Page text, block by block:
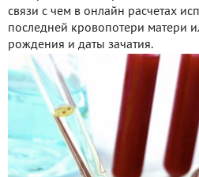
связи с чем в онлайн расчетах
последней кровопотери матери
рождения и даты зачатия.